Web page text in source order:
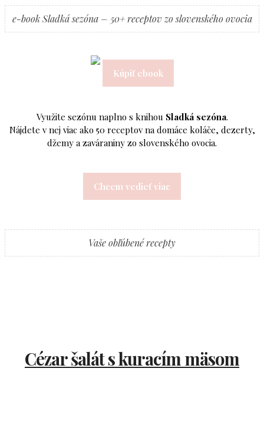
e-book Sladká sezóna – 50+ receptov zo slovenského ovocia
Kúpiť ebook
Využite sezónu naplno s knihou Sladká sezóna.
Nájdete v nej viac ako 50 receptov na domáce koláče, dezerty,
džemy a zaváraniny zo slovenského ovocia.
Chcem vedieť viac
Vaše obľúbené recepty
Cézar šalát s kuracím mäsom